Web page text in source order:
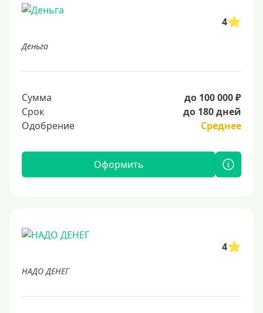
4
Деньга
Сумма
до 100 000 ₽
Срок
до 180 дней
Одобрение
Среднее
Оформить
4
НАДО ДЕНЕГ